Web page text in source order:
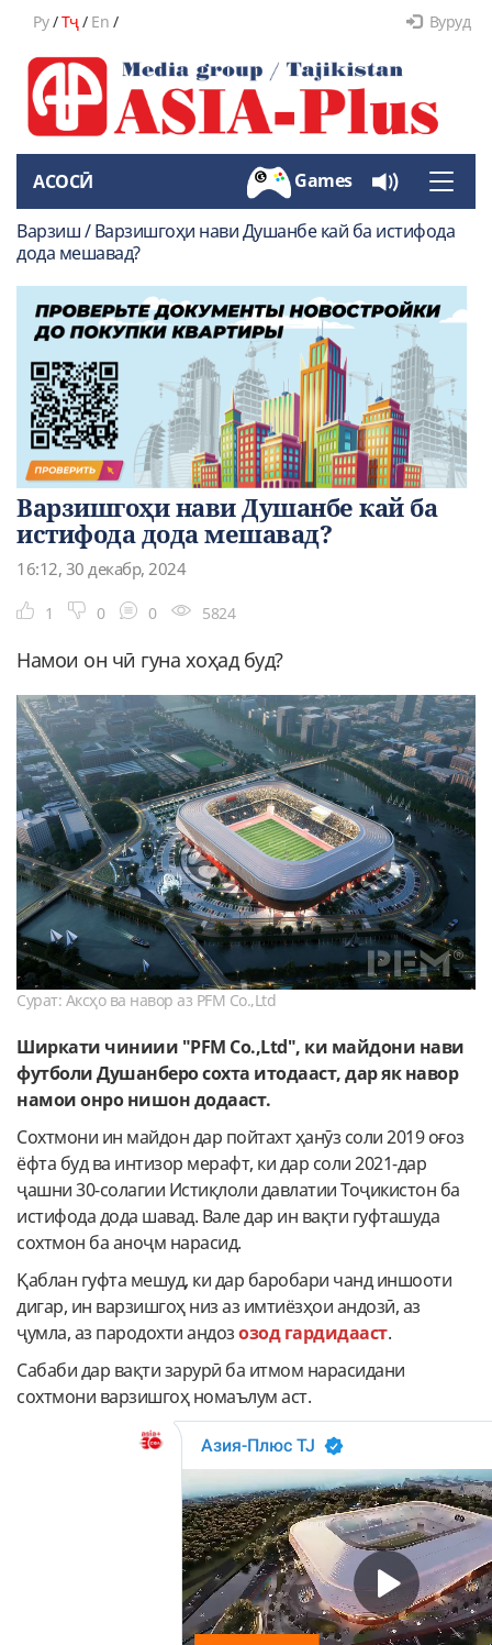
Ру/Тҷ/ En / Вуруд
Toggle
АСОСӢ Games
Варзиш / Варзишгоҳи нави Душанбе кай ба истифода
дода мешавад?
Варзишгоҳи нави Душанбе кай ба
истифода дода мешавад?
16:12, 30 декабр, 2024
1 0 0 5824
Намои он чӣ гуна хоҳад буд?
Сурат: Аксҳо ва навор аз PFM Co.,Ltd
Ширкати чиниии "PFM Co.,Ltd", ки майдони нави
футболи Душанберо сохта итодааст, дар як навор
намои онро нишон додааст.
Сохтмони ин майдон дар пойтахт ҳанӯз соли 2019 оғоз
ёфта буд ва интизор мерафт, ки дар соли 2021-дар
ҷашни 30-солагии Истиқлоли давлатии Тоҷикистон ба
истифода дода шавад. Вале дар ин вақти гуфташуда
сохтмон ба аноҷм нарасид.
Қаблан гуфта мешуд, ки дар баробари чанд иншооти
дигар, ин варзишгоҳ низ аз имтиёзҳои андозӣ, аз
ҷумла, аз пародохти андозозод гардидааст.
Сабаби дар вақти зарурӣ ба итмом нарасидани
сохтмони варзишгоҳ номаълум аст.